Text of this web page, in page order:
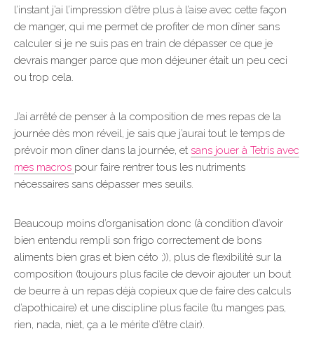
l’instant j’ai l’impression d’être plus à l’aise avec cette façon
de manger, qui me permet de profiter de mon dîner sans
calculer si je ne suis pas en train de dépasser ce que je
devrais manger parce que mon déjeuner était un peu ceci
ou trop cela.
J’ai arrêté de penser à la composition de mes repas de la
journée dès mon réveil, je sais que j’aurai tout le temps de
prévoir mon dîner dans la journée, et sans jouer à Tetris avec
mes macros pour faire rentrer tous les nutriments
nécessaires sans dépasser mes seuils.
Beaucoup moins d’organisation donc (à condition d’avoir
bien entendu rempli son frigo correctement de bons
aliments bien gras et bien céto ;)), plus de flexibilité sur la
composition (toujours plus facile de devoir ajouter un bout
de beurre à un repas déjà copieux que de faire des calculs
d’apothicaire) et une discipline plus facile (tu manges pas,
rien, nada, niet, ça a le mérite d’être clair).